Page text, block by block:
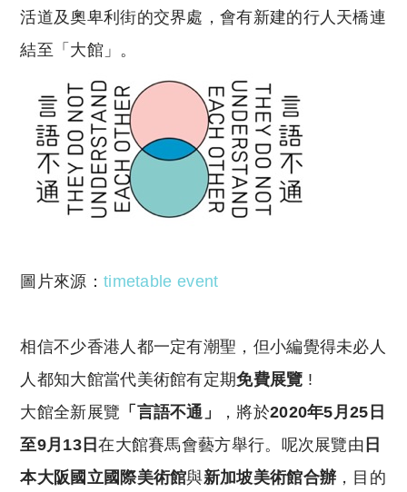
活道及奧卑利街的交界處，會有新建的行人天橋連
結至「大館」。
圖片來源： timetable event
相信不少香港人都一定有潮聖，但小編覺得未必人
人都知大館當代美術館有定期免費展覽 !
大館全新展覽 「言語不通」 ，將於2020年5月25 日
至9月 13日在大館賽馬會藝方舉行。呢次展覽由 日
本大阪國立國際美術館與新加坡美術館合辦 ，目的